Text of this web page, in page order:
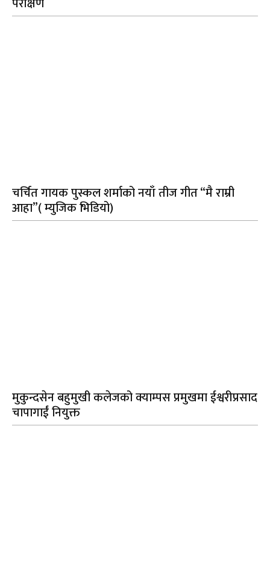
चर्चित गायक पुस्कल शर्माको नयाँ तीज गीत “मै राम्री
आहा”( म्युजिक भिडियो)
मुकुन्दसेन बहुमुखी कलेजको क्याम्पस प्रमुखमा ईश्वरीप्रसाद
चापागाईं नियुक्त